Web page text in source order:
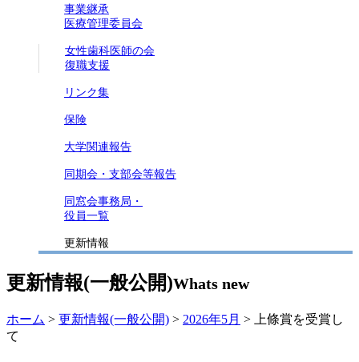
事業継承
医療管理委員会
女性歯科医師の会
復職支援
リンク集
保険
大学関連報告
同期会・支部会等報告
同窓会事務局・
役員一覧
更新情報
更新情報(一般公開)Whats new
ホーム > 更新情報(一般公開) > 2026年5月 > 上條賞を受賞し
て